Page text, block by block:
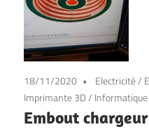
18/11/2020 Electricité/
Imprimante 3D/ Informatique
Embout